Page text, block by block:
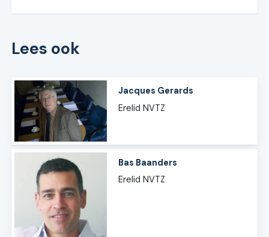
Lees ook
Jacques Gerards
Erelid NVTZ
Bas Baanders
Erelid NVTZ